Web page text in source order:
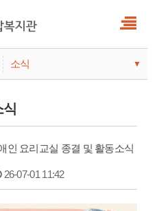
소식 ▼
서비스
식
인 요리교실 종결 및 활동소식
26-07-01 11:42